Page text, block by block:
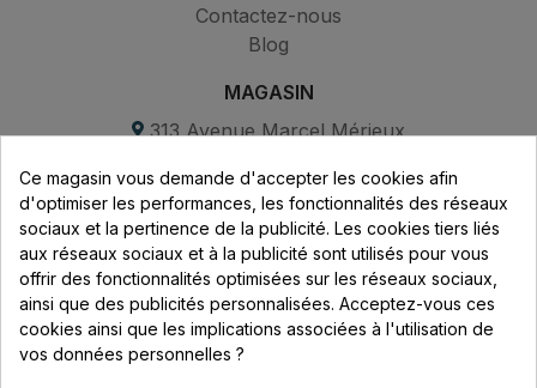
Contactez-nous
Blog
MAGASIN
313 Avenue Marcel Mérieux
69530 Brignais
Lundi au vendredi :
8h - 16h
uniquement sur Rendez-vous
CONTACT
Ce magasin vous demande d'accepter les cookies afin
d'optimiser les performances, les fonctionnalités des réseaux
sociaux et la pertinence de la publicité. Les cookies tiers liés
aux réseaux sociaux et à la publicité sont utilisés pour vous
offrir des fonctionnalités optimisées sur les réseaux sociaux,
ainsi que des publicités personnalisées. Acceptez-vous ces
cookies ainsi que les implications associées à l'utilisation de
vos données personnelles ?